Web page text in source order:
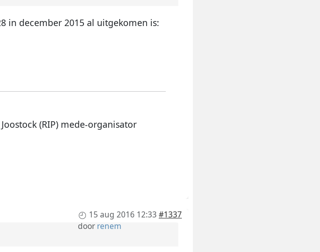
in december 2015 al uitgekomen is:
(RIP) mede-organisator
15 aug 2016 12:33 #1337
doorrenem